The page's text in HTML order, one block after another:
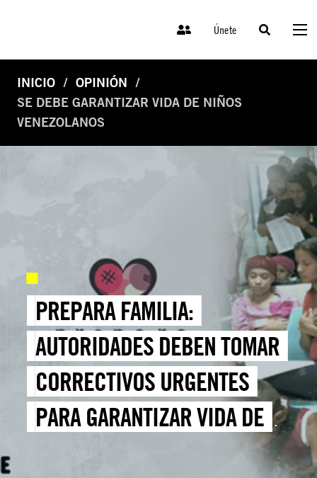
Únete
INICIO
OPINIÓN
SE DEBE GARANTIZAR VIDA DE NIÑOS
VENEZOLANOS
PREPARA FAMILIA:
AUTORIDADES DEBEN TOMAR
CORRECTIVOS URGENTES
PARA GARANTIZAR VIDA DE